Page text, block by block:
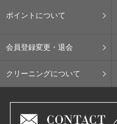
ポイントについて
会員登録変更・退会
クリーニングについて